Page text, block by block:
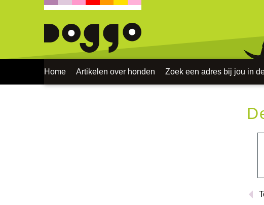
Home Artikelen over honden Zoek een adres bij jou in